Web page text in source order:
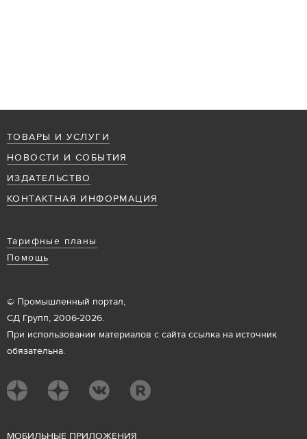
ТОВАРЫ И УСЛУГИ
НОВОСТИ И СОБЫТИЯ
ИЗДАТЕЛЬСТВО
КОНТАКТНАЯ ИНФОРМАЦИЯ
Тарифные планы
Помощь
© Промышленный портал,
СД Групп, 2006-2026.
При использовании материалов с сайта ссылка на источник
обязательна.
МОБИЛЬНЫЕ ПРИЛОЖЕНИЯ